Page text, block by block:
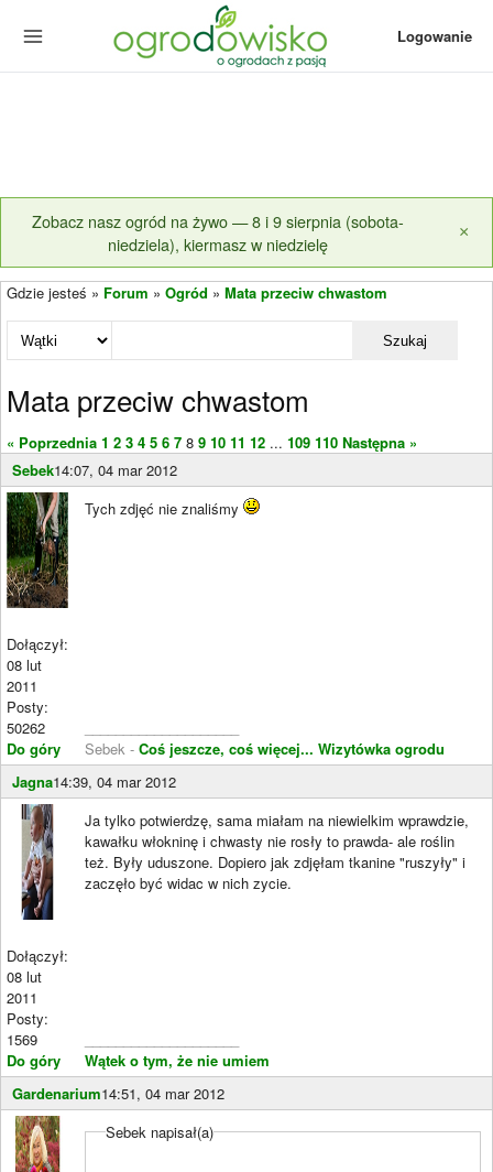
Logowanie
Zobacz nasz ogród na żywo — 8 i 9 sierpnia (sobota-
niedziela), kiermasz w niedzielę
×
Gdzie jesteś » Forum » Ogród » Mata przeciw chwastom
Szukaj
Mata przeciw chwastom
« Poprzednia 1 2 3 4 5 6 7 8 9 10 11 12 ... 109 110 Następna »
Sebek14:07, 04 mar 2012
Dołączył:
08 lut
2011
Posty:
50262
Do góry
Tych zdjęć nie znaliśmy
Sebek - Coś jeszcze, coś więcej... Wizytówka ogrodu
Jagna14:39, 04 mar 2012
Dołączył:
08 lut
2011
Posty:
1569
Do góry
Ja tylko potwierdzę, sama miałam na niewielkim wprawdzie,
kawałku włokninę i chwasty nie rosły to prawda- ale roślin
też. Były uduszone. Dopiero jak zdjęłam tkanine "ruszyły" i
zaczęło być widac w nich zycie.
Wątek o tym, że nie umiem
Gardenarium14:51, 04 mar 2012
Sebek napisał(a)